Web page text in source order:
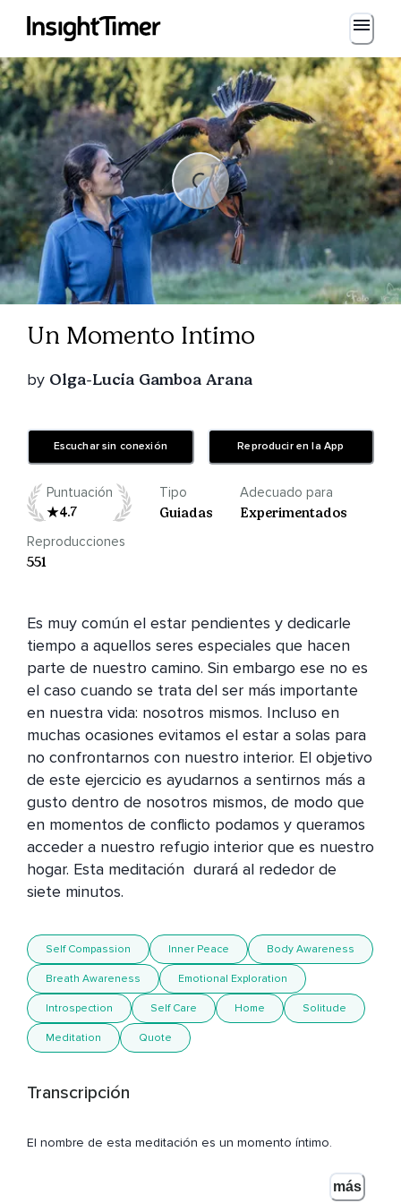
Loading...
Loading...
Un Momento Intimo
by Olga-Lucia Gamboa Arana
Escuchar sin conexión Reproducir en la App
Puntuación
4.7
Tipo
Guiadas
Adecuado para
Experimentados
Reproducciones
551
Es muy común el estar pendientes y dedicarle
tiempo a aquellos seres especiales que hacen
parte de nuestro camino. Sin embargo ese no es
el caso cuando se trata del ser más importante
en nuestra vida: nosotros mismos. Incluso en
muchas ocasiones evitamos el estar a solas para
no confrontarnos con nuestro interior. El objetivo
de este ejercicio es ayudarnos a sentirnos más a
gusto dentro de nosotros mismos, de modo que
en momentos de conflicto podamos y queramos
acceder a nuestro refugio interior que es nuestro
hogar. Esta meditación  durará al rededor de
siete minutos.
Self Compassion Inner Peace Body Awareness
Breath Awareness Emotional Exploration
Introspection Self Care Home Solitude
Meditation Quote
Transcripción
El nombre de esta meditación es un momento íntimo.
Es muy común el estar pendientes y dedicarles tiempo a
aquellos seres especiales que hacen parte de nuestromás